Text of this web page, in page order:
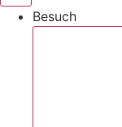
Besuch